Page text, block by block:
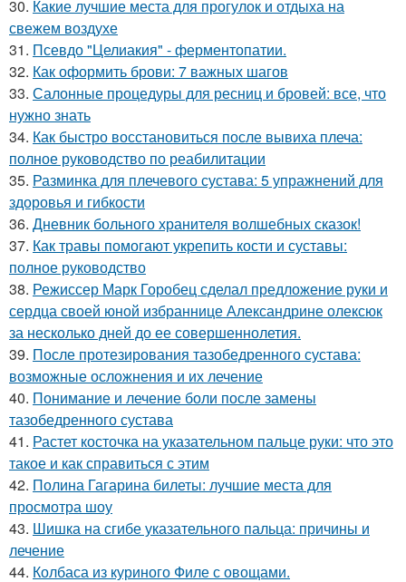
30. Какие лучшие места для прогулок и отдыха на
свежем воздухе
31. Псевдо "Целиакия" - ферментопатии.
32. Как оформить брови: 7 важных шагов
33. Салонные процедуры для ресниц и бровей: все, что
нужно знать
34. Как быстро восстановиться после вывиха плеча:
полное руководство по реабилитации
35. Разминка для плечевого сустава: 5 упражнений для
здоровья и гибкости
36. Дневник больного хранителя волшебных сказок!
37. Как травы помогают укрепить кости и суставы:
полное руководство
38. Режиссер Марк Горобец сделал предложение руки и
сердца своей юной избраннице Александрине олексюк
за несколько дней до ее совершеннолетия.
39. После протезирования тазобедренного сустава:
возможные осложнения и их лечение
40. Понимание и лечение боли после замены
тазобедренного сустава
41. Растет косточка на указательном пальце руки: что это
такое и как справиться с этим
42. Полина Гагарина билеты: лучшие места для
просмотра шоу
43. Шишка на сгибе указательного пальца: причины и
лечение
44. Колбаса из куриного Филе с овощами.